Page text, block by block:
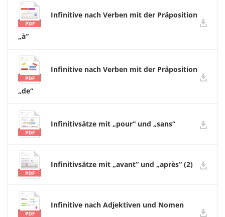
Infinitive nach Verben mit der Präposition
„à“
Infinitive nach Verben mit der Präposition
„de“
Infinitivsätze mit „pour“ und „sans“
Infinitivsätze mit „avant“ und „après“ (2)
Infinitive nach Adjektiven und Nomen